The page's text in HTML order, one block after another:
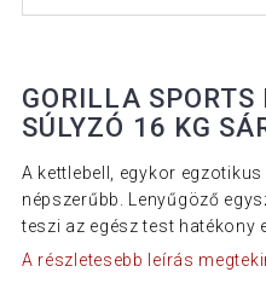
GORILLA
SÚLYZÓ 16 KG
A kettlebell, egykor
népszerűbb. Lenyűgöző
teszi az egész test hatékony
A részletesebb leírás